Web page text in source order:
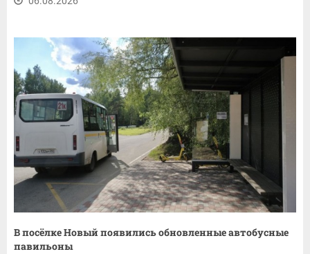
В посёлке Новый появились обновленные автобусные
павильоны